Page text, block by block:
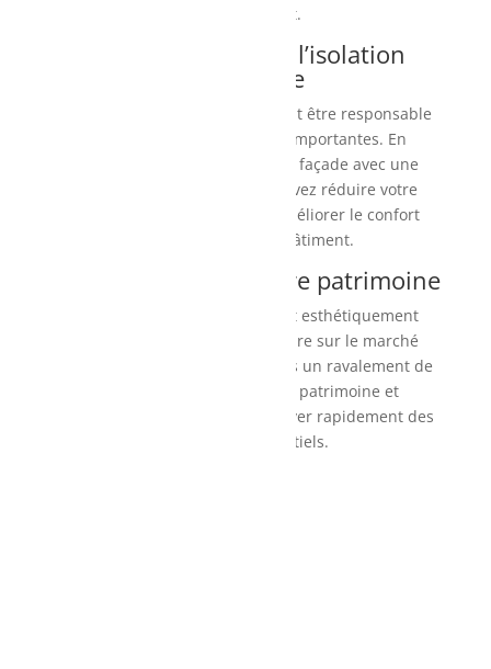
votre bâtiment.
3. Amélioration de l’isolation
thermique
Une façade en mauvais état peut être responsable
de déperditions de chaleur importantes. En
procédant à un ravalement de façade avec une
isolation thermique, vous pouvez réduire votre
consommation d’énergie et améliorer le confort
thermique de votre bâtiment.
4. Valorisation de votre patrimoine
Un bâtiment bien entretenu et esthétiquement
plaisant a une valeur supérieure sur le marché
immobilier. En investissant dans un ravalement de
façade, vous valorisez votre patrimoine et
augmentez ses chances de trouver rapidement des
acquéreurs potentiels.